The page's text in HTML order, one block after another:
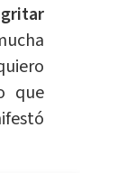
que